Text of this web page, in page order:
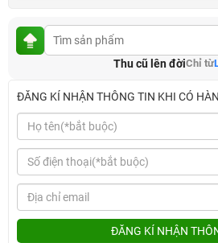
Thu cũ lên đờiChỉ từ
ĐĂNG KÍ NHẬN THÔNG TIN KHI CÓ
ĐĂNG KÍ NHẬN